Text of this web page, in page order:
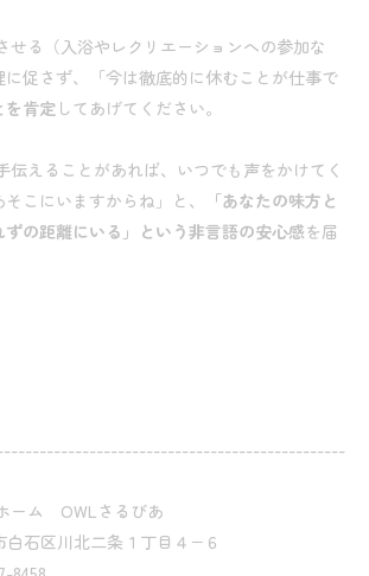
せる（入浴やレクリエーションへの参加な
に促さず、「今は徹底的に休むことが仕事で
を肯定 してあげてください。
伝えることがあれば、いつでも声をかけてく
こにいますからね」と、
「あなたの味方と
ずの距離にいる」という非言語の安心感を届
ーム OWLさるびあ
白石区川北二条１丁目４−６